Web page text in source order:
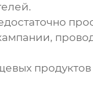
продуктов